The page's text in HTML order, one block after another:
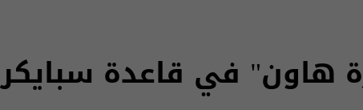
هاون" في قاعدة سبايكر